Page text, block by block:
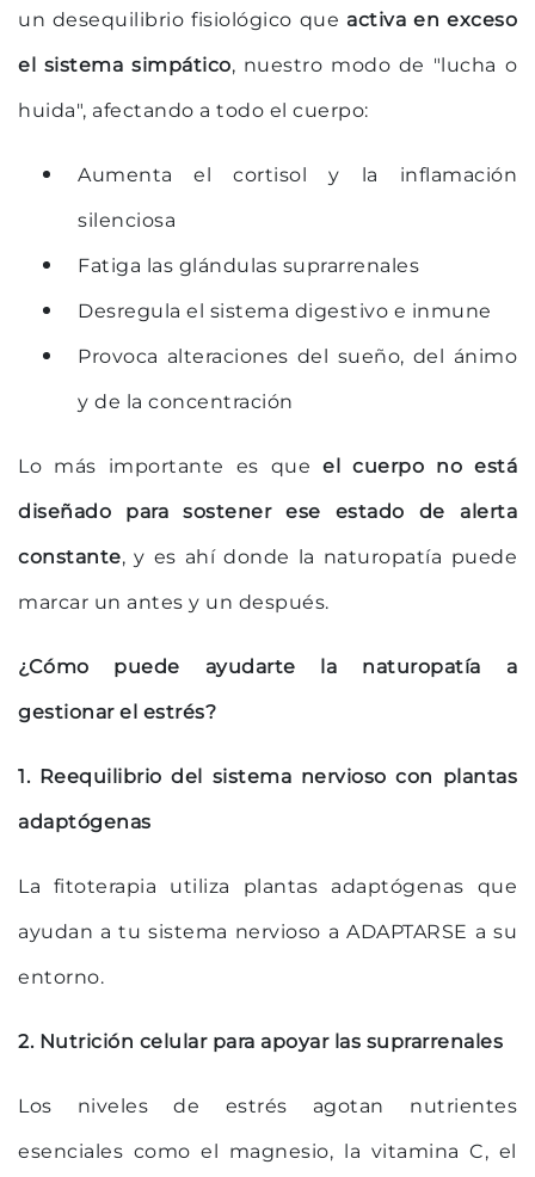
un desequilibrio fisiológico que activa en exceso
el sistema simpático, nuestro modo de "lucha o
huida", afectando a todo el cuerpo:
Aumenta el cortisol y la inflamación
silenciosa
Fatiga las glándulas suprarrenales
Desregula el sistema digestivo e inmune
Provoca alteraciones del sueño, del ánimo
y de la concentración
Lo más importante es que el cuerpo no está
diseñado para sostener ese estado de alerta
constante, y es ahí donde la naturopatía puede
marcar un antes y un después.
¿Cómo puede ayudarte la naturopatía a
gestionar el estrés?
1. Reequilibrio del sistema nervioso con plantas
adaptógenas
La fitoterapia utiliza plantas adaptógenas que
ayudan a tu sistema nervioso a ADAPTARSE a su
entorno.
2. Nutrición celular para apoyar las suprarrenales
Los niveles de estrés agotan nutrientes
esenciales como el magnesio, la vitamina C, el